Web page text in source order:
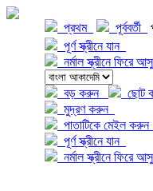
প্রথম পূর্ববর্তী
পূর্ণ স্ক্রীনে যান
নর্মাল স্ক্রীনে ফিরে
বড় করুন
ছোট
মুদ্রণ করুন
পাতাটিকে মেইল করুন
পূর্ণ স্ক্রীনে যান
নর্মাল স্ক্রীনে ফিরে